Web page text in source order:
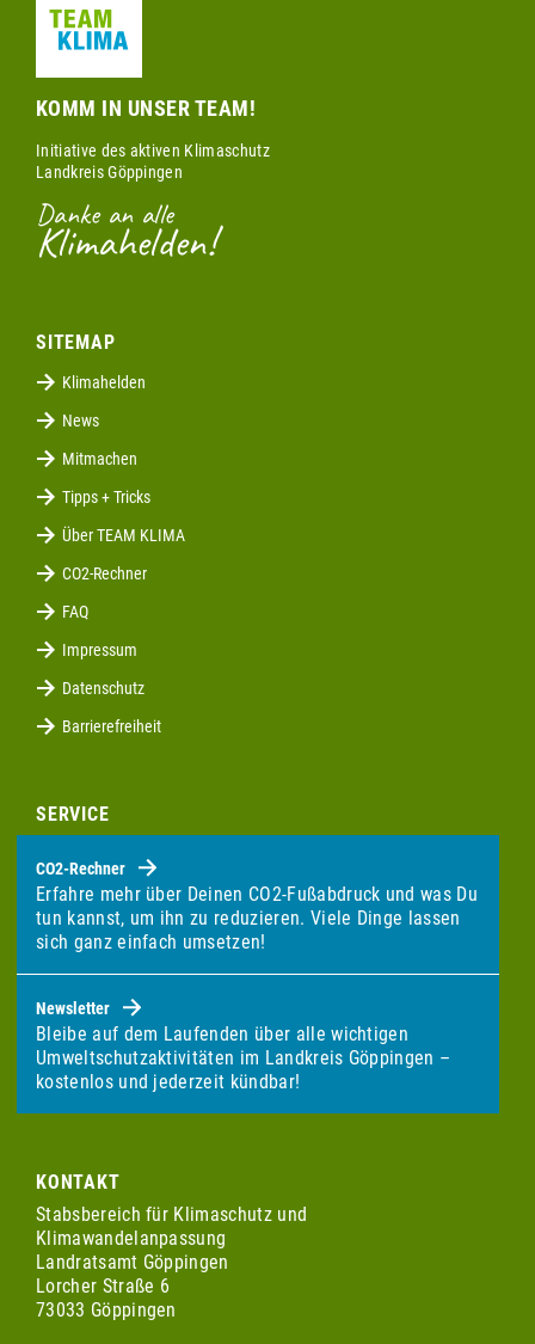
KOMM IN UNSER TEAM!
Initiative des aktiven Klimaschutz
Landkreis Göppingen
Danke an alle
Klimahelden!
SITEMAP
Klimahelden
News
Mitmachen
Tipps + Tricks
Über TEAM KLIMA
CO2-Rechner
FAQ
Impressum
Datenschutz
Barrierefreiheit
SERVICE
CO2-Rechner
Erfahre mehr über Deinen CO2-Fußabdruck und was Du
tun kannst, um ihn zu reduzieren. Viele Dinge lassen
sich ganz einfach umsetzen!
Newsletter
Bleibe auf dem Laufenden über alle wichtigen
Umweltschutzaktivitäten im Landkreis Göppingen –
kostenlos und jederzeit kündbar!
KONTAKT
Stabsbereich für Klimaschutz und
Klimawandelanpassung
Landratsamt Göppingen
Lorcher Straße 6
73033 Göppingen